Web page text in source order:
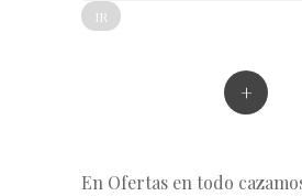
+
En Ofertas en todo